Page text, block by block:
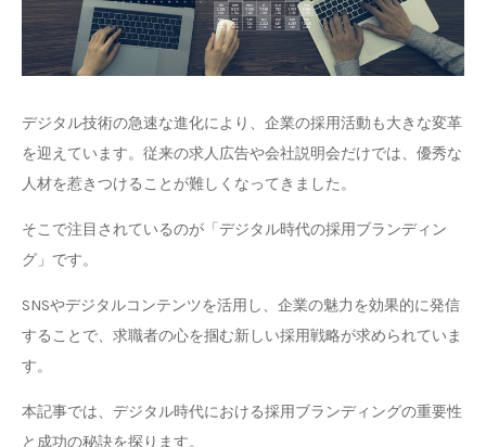
デジタル技術の急速な進化により、企業の採用活動も大きな変革
を迎えています。従来の求人広告や会社説明会だけでは、優秀な
人材を惹きつけることが難しくなってきました。
そこで注目されているのが「デジタル時代の採用ブランディン
グ」です。
SNSやデジタルコンテンツを活用し、企業の魅力を効果的に発信
することで、求職者の心を掴む新しい採用戦略が求められていま
す。
本記事では、デジタル時代における採用ブランディングの重要性
と成功の秘訣を探ります。